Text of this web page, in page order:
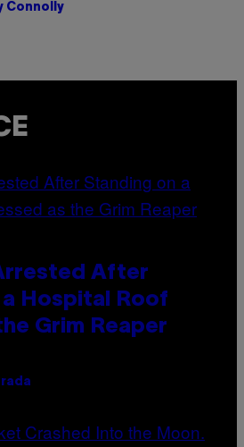
Connolly
After
Hospital Roof
Grim Reaper